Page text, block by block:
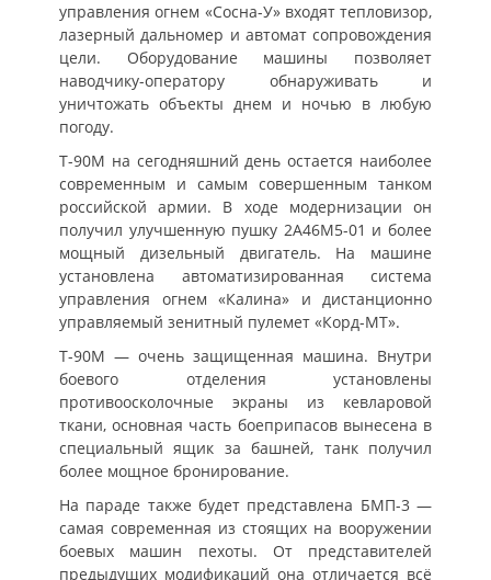
управления огнем «Сосна-У» входят тепловизор,
лазерный дальномер и автомат сопровождения
цели. Оборудование машины позволяет
наводчику-оператору обнаруживать и
уничтожать объекты днем и ночью в любую
погоду.
Т-90М на сегодняшний день остается наиболее
современным и самым совершенным танком
российской армии. В ходе модернизации он
получил улучшенную пушку 2А46М5-01 и более
мощный дизельный двигатель. На машине
установлена автоматизированная система
управления огнем «Калина» и дистанционно
управляемый зенитный пулемет «Корд-МТ».
Т-90М — очень защищенная машина. Внутри
боевого отделения установлены
противоосколочные экраны из кевларовой
ткани, основная часть боеприпасов вынесена в
специальный ящик за башней, танк получил
более мощное бронирование.
На параде также будет представлена БМП-3 —
самая современная из стоящих на вооружении
боевых машин пехоты. От представителей
предыдущих модификаций она отличается всё